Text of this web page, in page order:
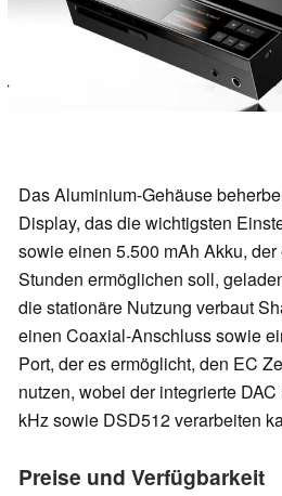
Das Aluminium-Gehäuse
Display, das die wichtigsten
sowie einen 5.500 mAh Akku,
Stunden ermöglichen soll,
die stationäre Nutzung verbaut
einen Coaxial-Anschluss sowie
Port, der es ermöglicht, den EC
nutzen, wobei der integrierte
kHz sowie DSD512 verarbeiten
Preise und Verfügbarkeit